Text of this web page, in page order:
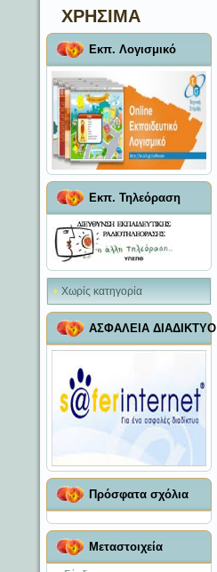
ΧΡΗΣΙΜΑ
Εκπ. Λογισμικό
Εκπ. Τηλεόραση
Χωρίς κατηγορία
ΑΣΦΑΛΕΙΑ ΔΙΑΔΙΚΤΥΟ
Πρόσφατα σχόλια
Μεταστοιχεία